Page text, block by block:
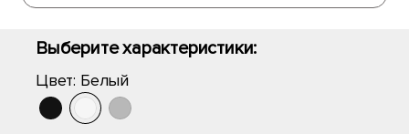
Выберите характеристики:
Цвет: Белый